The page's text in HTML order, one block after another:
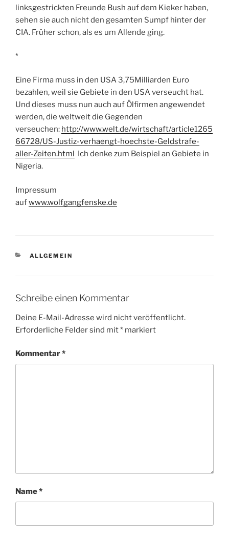
linksgestrickten Freunde Bush auf dem Kieker haben,
sehen sie auch nicht den gesamten Sumpf hinter der
CIA. Früher schon, als es um Allende ging.
*
Eine Firma muss in den USA 3,75Milliarden Euro
bezahlen, weil sie Gebiete in den USA verseucht hat.
Und dieses muss nun auch auf Ölfirmen angewendet
werden, die weltweit die Gegenden
verseuchen: http://www.welt.de/wirtschaft/article1265
66728/US-Justiz-verhaengt-hoechste-Geldstrafe-
aller-Zeiten.html Ich denke zum Beispiel an Gebiete in
Nigeria.
Impressum
aufwww.wolfgangfenske.de
KATEGORIEN
ALLGEMEIN
Schreibe einen Kommentar
Deine E-Mail-Adresse wird nicht veröffentlicht.
Erforderliche Felder sind mit* markiert
Kommentar*
Name*